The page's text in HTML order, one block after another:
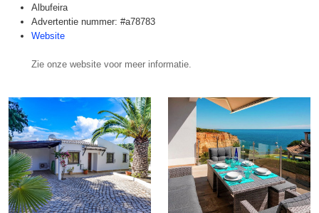
Albufeira
Advertentie nummer: #a78783
Website
Zie onze website voor meer informatie.